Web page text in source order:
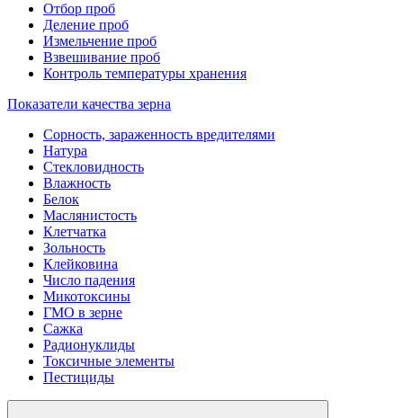
Отбор проб
Деление проб
Измельчение проб
Взвешивание проб
Контроль температуры хранения
Показатели качества зерна
Сорность, зараженность вредителями
Натура
Стекловидность
Влажность
Белок
Маслянистость
Клетчатка
Зольность
Клейковина
Число падения
Микотоксины
ГМО в зерне
Сажка
Радионуклиды
Токсичные элементы
Пестициды